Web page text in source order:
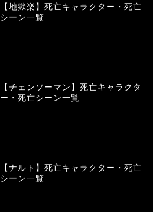
【地獄楽】死亡キャラクター・死亡
シーン一覧
【チェンソーマン】死亡キャラクタ
ー・死亡シーン一覧
【ナルト】死亡キャラクター・死亡
シーン一覧